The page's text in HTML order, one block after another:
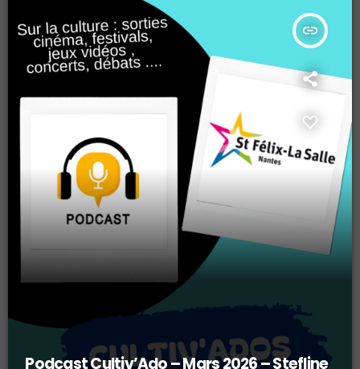
insert_link
Podcast Cultiv’Ado – Mars 2026 – Stefline